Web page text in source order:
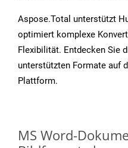
Aspose.Total unterstützt
optimiert komplexe
Flexibilität. Entdecken Sie
unterstützten Formate auf
Plattform.
MS Word-